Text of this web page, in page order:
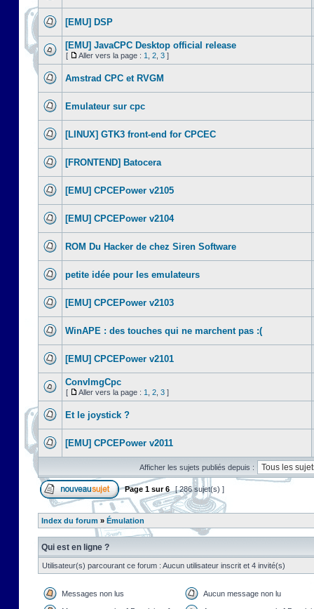
[EMU] DSP
[EMU] JavaCPC Desktop official release
[ Aller vers la page : 1 2 3 ]
Amstrad CPC et RVGM
Emulateur sur cpc
[LINUX] GTK3 front-end for CPCEC
[FRONTEND] Batocera
[EMU] CPCEPower v2105
[EMU] CPCEPower v2104
ROM Du Hacker de chez Siren Software
petite idée pour les emulateurs
[EMU] CPCEPower v2103
WinAPE : des touches qui ne marchent pas :(
[EMU] CPCEPower v2101
ConvImgCpc
[ Aller vers la page : 1 2 3 ]
Et le joystick ?
[EMU] CPCEPower v2011
Afficher les sujets publiés depuis :
Page 1 sur6 [ 286 sujet(s) ]
Index du forum » Émulation
Qui est en ligne ?
Utilisateur(s) parcourant ce forum : Aucun utilisateur inscrit et 4 invité(s)
Messages non lus Aucun message non lu